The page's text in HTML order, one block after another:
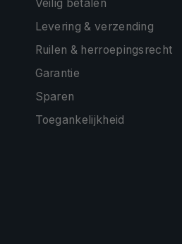
Veilig betalen
Levering & verzending
Ruilen & herroepingsrecht
Garantie
Sparen
Toegankelijkheid